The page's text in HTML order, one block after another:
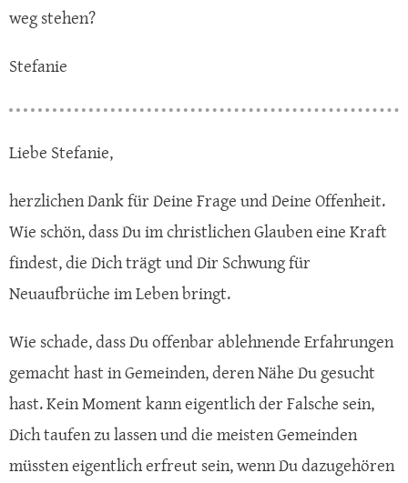
weg stehen?
Stefanie
Liebe Stefanie,
herzlichen Dank für Deine Frage und Deine Offenheit.
Wie schön, dass Du im christlichen Glauben eine Kraft
findest, die Dich trägt und Dir Schwung für
Neuaufbrüche im Leben bringt.
Wie schade, dass Du offenbar ablehnende Erfahrungen
gemacht hast in Gemeinden, deren Nähe Du gesucht
hast. Kein Moment kann eigentlich der Falsche sein,
Dich taufen zu lassen und die meisten Gemeinden
müssten eigentlich erfreut sein, wenn Du dazugehören